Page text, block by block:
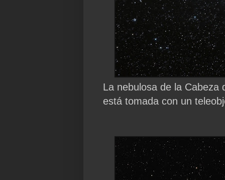
La nebulosa de la Cabeza
está tomada con un